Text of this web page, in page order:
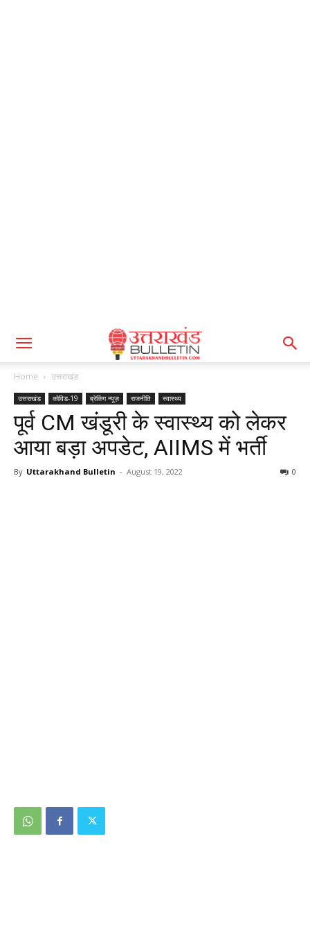
Home उत्तराखंड
उत्तराखंड कोविड-19 ब्रेकिंग न्यूज़ राजनीति स्वास्थ्य
पूर्व CM खंडूरी के स्वास्थ्य को लेकर
आया बड़ा अपडेट, AIIMS में भर्ती
By Uttarakhand Bulletin - August 19, 2022 0